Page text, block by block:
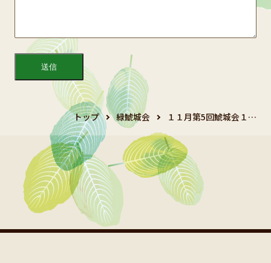
トップ 緑鯱城会 １１月第5回鯱城会１…